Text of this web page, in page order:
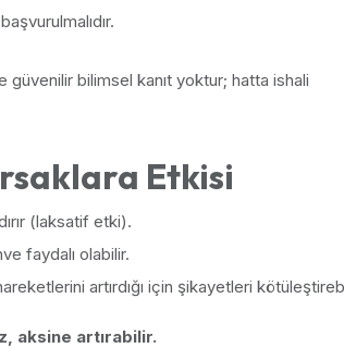
bilimsel kanıt yoktur; hatta ishali
Etkisi
(laksatif etki).
faydalı olabilir.
artırdığı için şikayetleri
aksine artırabilir.